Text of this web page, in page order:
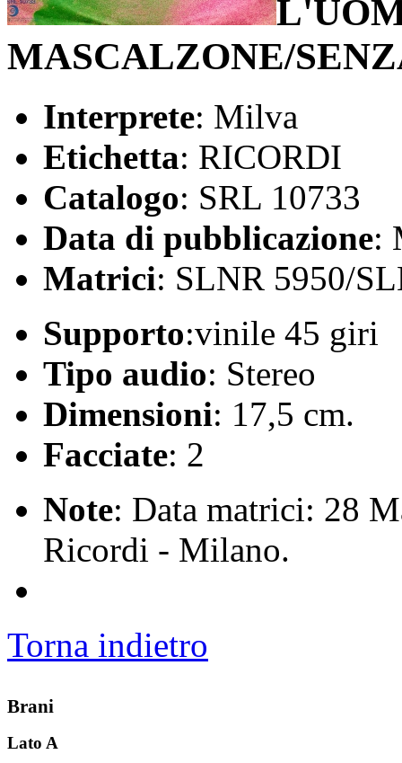
MASCALZONE/
Interprete: Milva
Etichetta: RICORDI
Catalogo: SRL 10733
Data di pubblicazione:
Matrici: SLNR 5950/
Supporto:vinile 45 giri
Tipo audio: Stereo
Dimensioni: 17,5 cm.
Facciate: 2
Note: Data matrici: 28
Ricordi - Milano.
Torna indietro
Brani
Lato A